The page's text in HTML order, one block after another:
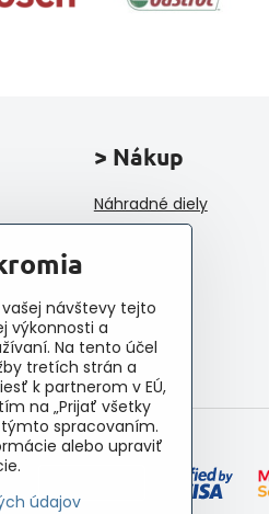
o
> Nákup
Náhradné diely
návštevy tejto
výkonnosti a
Na tento účel
tretích strán a
k partnerom v EÚ,
na „Prijať všetky
týmto spracovaním.
alebo upraviť
údajov